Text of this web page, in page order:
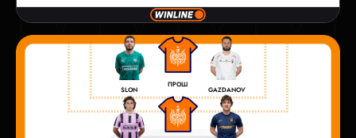
SLON
ПРОШ
GAZDANOV